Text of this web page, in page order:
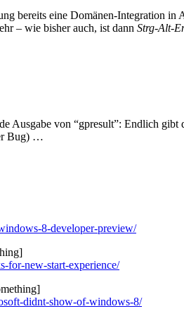
bereits eine Domänen-Integration
– wie bisher auch, ist dann Strg-Alt-
Ausgabe von “gpresult”: Endlich
Bug) …
8-developer-preview/
for-new-start-experience/
didnt-show-of-windows-8/